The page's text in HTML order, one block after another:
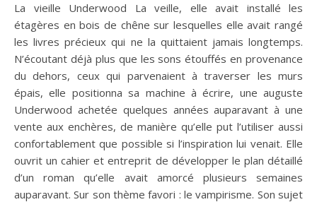
La vieille Underwood La veille, elle avait installé les
étagères en bois de chêne sur lesquelles elle avait rangé
les livres précieux qui ne la quittaient jamais longtemps.
N’écoutant déjà plus que les sons étouffés en provenance
du dehors, ceux qui parvenaient à traverser les murs
épais, elle positionna sa machine à écrire, une auguste
Underwood achetée quelques années auparavant à une
vente aux enchères, de manière qu’elle put l’utiliser aussi
confortablement que possible si l’inspiration lui venait. Elle
ouvrit un cahier et entreprit de développer le plan détaillé
d’un roman qu’elle avait amorcé plusieurs semaines
auparavant. Sur son thème favori : le vampirisme. Son sujet